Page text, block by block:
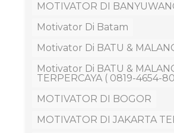
MOTIVATOR DI
Motivator Di Batam
Motivator Di BATU &
Motivator Di BATU &
TERPERCAYA ( 0819-4654-
MOTIVATOR DI BOGOR
MOTIVATOR DI JAKARTA